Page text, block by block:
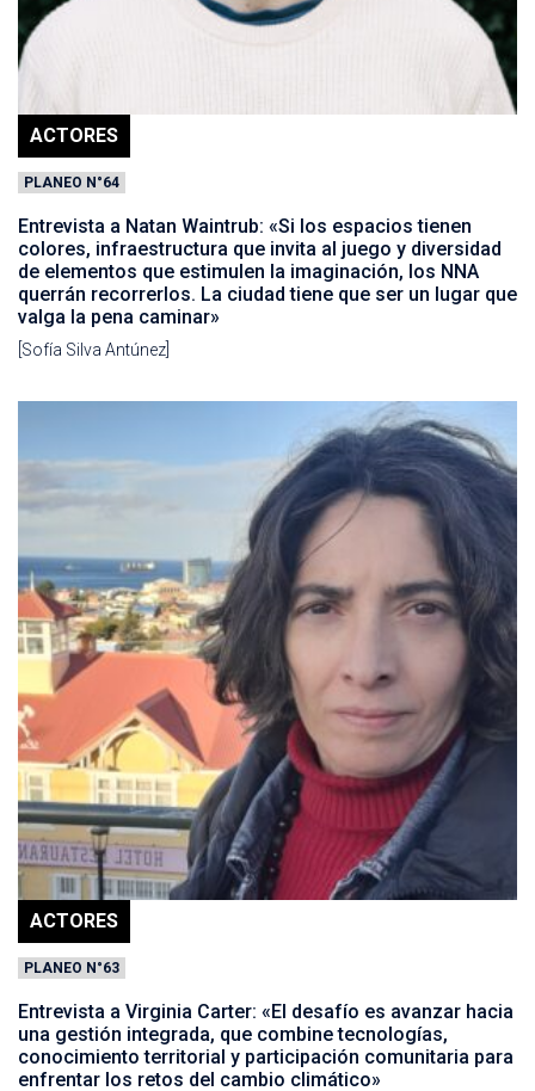
ACTORES
PLANEO N°64
Entrevista a Natan Waintrub: «Si los espacios tienen
colores, infraestructura que invita al juego y diversidad
de elementos que estimulen la imaginación, los NNA
querrán recorrerlos. La ciudad tiene que ser un lugar que
valga la pena caminar»
[Sofía Silva Antúnez]
ACTORES
PLANEO N°63
Entrevista a Virginia Carter: «El desafío es avanzar hacia
una gestión integrada, que combine tecnologías,
conocimiento territorial y participación comunitaria para
enfrentar los retos del cambio climático»